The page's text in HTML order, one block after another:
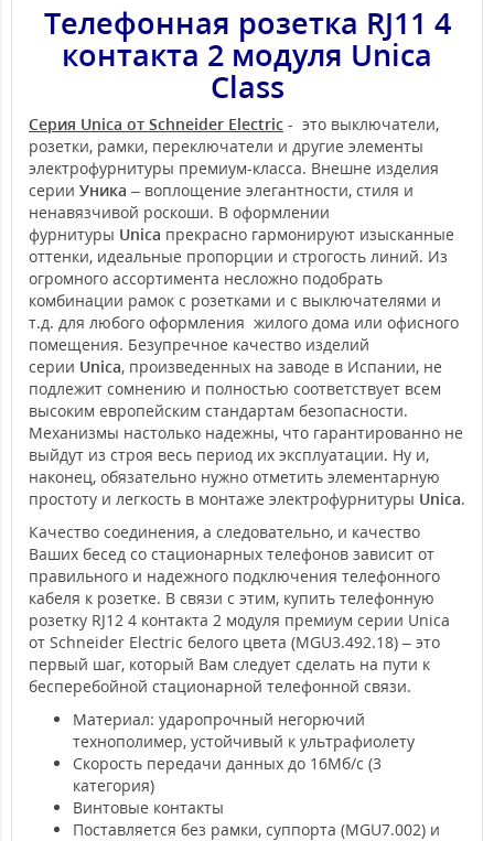
Телефонная розетка RJ11 4
контакта 2 модуля Unica
Class
Серия Unica от Schneider Electric - это выключатели,
розетки, рамки, переключатели и другие элементы
электрофурнитуры премиум-класса. Внешне изделия
серии Уника – воплощение элегантности, стиля и
ненавязчивой роскоши. В оформлении
фурнитуры Unica прекрасно гармонируют изысканные
оттенки, идеальные пропорции и строгость линий. Из
огромного ассортимента несложно подобрать
комбинации рамок с розетками и с выключателями и
т.д. для любого оформления жилого дома или офисного
помещения. Безупречное качество изделий
серии Unica, произведенных на заводе в Испании, не
подлежит сомнению и полностью соответствует всем
высоким европейским стандартам безопасности.
Механизмы настолько надежны, что гарантированно не
выйдут из строя весь период их эксплуатации. Ну и,
наконец, обязательно нужно отметить элементарную
простоту и легкость в монтаже электрофурнитуры Unica.
Качество соединения, а следовательно, и качество
Ваших бесед со стационарных телефонов зависит от
правильного и надежного подключения телефонного
кабеля к розетке. В связи с этим, купить телефонную
розетку RJ12 4 контакта 2 модуля премиум серии Unica
от Schneider Electric белого цвета (MGU3.492.18) – это
первый шаг, который Вам следует сделать на пути к
бесперебойной стационарной телефонной связи.
Материал: ударопрочный негорючий
технополимер, устойчивый к ультрафиолету
Скорость передачи данных до 16Мб/с (3
категория)
Винтовые контакты
Поставляется без рамки, суппорта (MGU7.002) и